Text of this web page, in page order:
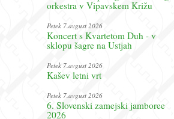
orkestra v Vipavskem Križu
Petek 7.avgust 2026
Koncert s Kvartetom Duh - v
sklopu šagre na Ustjah
Petek 7.avgust 2026
Kašev letni vrt
Petek 7.avgust 2026
6. Slovenski zamejski jamboree
2026